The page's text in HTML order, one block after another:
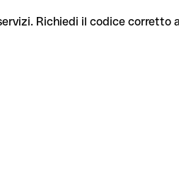
Richiedi il codice corretto